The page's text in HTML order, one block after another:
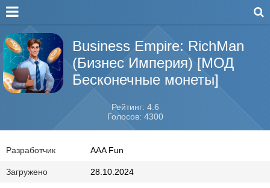
Business Empire: RichMan
(Бизнес Империя) [МОД
Бесконечные монеты]
Рейтинг: 4.6
Голосов: 4300
Разработчик AAA Fun
Загружено 28.10.2024